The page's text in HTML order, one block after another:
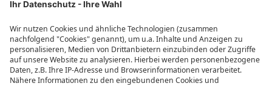
Reisegutscheine
Beliebte Reiseziele
Reisebüros
Impressum
Datenschutzübersicht
Informationen zur Barrierefreiheit